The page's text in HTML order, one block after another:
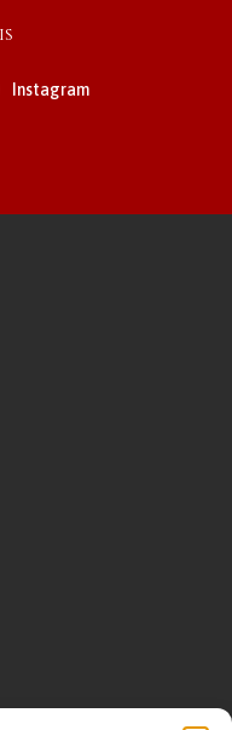
Instagram